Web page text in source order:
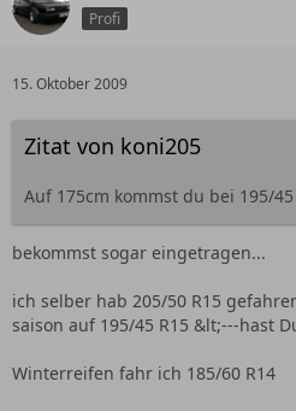
Profi
15. Oktober 2009
Zitat von koni205
Auf 175cm kommst du bei 195/45
bekommst sogar eingetragen...
ich selber hab 205/50 R15
saison auf 195/45 R15 &lt;---hast
Winterreifen fahr ich 185/60 R14